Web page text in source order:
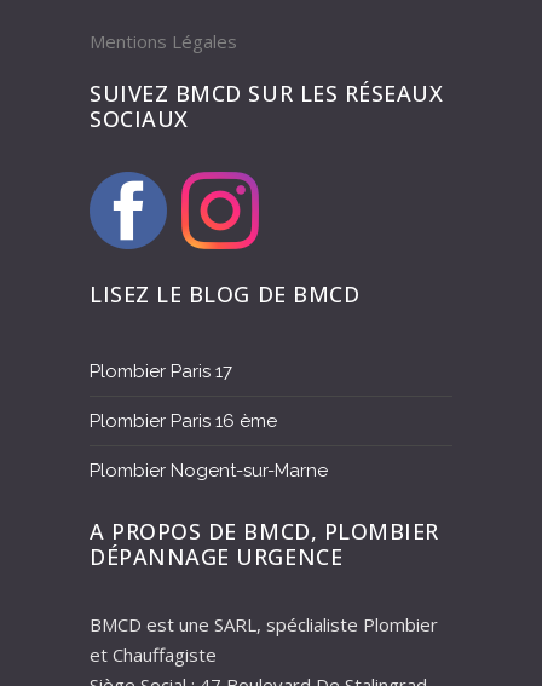
Mentions Légales
SUIVEZ BMCD SUR LES RÉSEAUX
SOCIAUX
LISEZ LE BLOG DE BMCD
Plombier Paris 17
Plombier Paris 16 ème
Plombier Nogent-sur-Marne
A PROPOS DE BMCD, PLOMBIER
DÉPANNAGE URGENCE
BMCD est une SARL, spéclialiste Plombier
et Chauffagiste